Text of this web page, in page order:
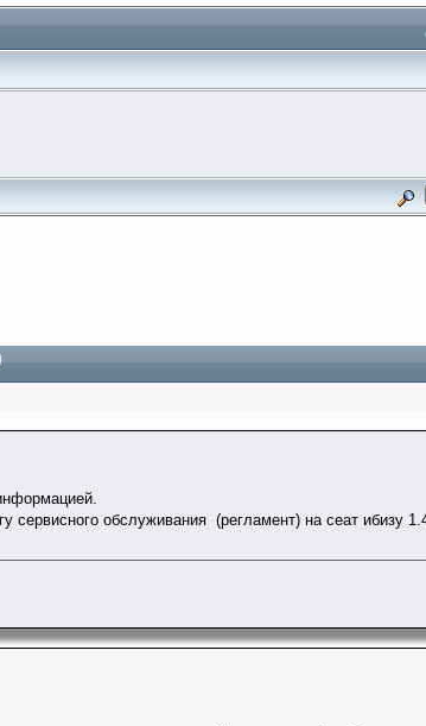
сервисного обслуживания (регламент) на сеат ибизу